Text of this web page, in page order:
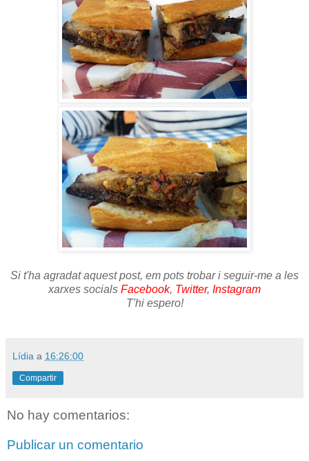
Si t'ha agradat aquest post, em pots trobar i seguir-me a les
xarxes socials Facebook, Twitter, Instagram
T'hi espero!
Lídia a 16:26:00
Compartir
No hay comentarios:
Publicar un comentario